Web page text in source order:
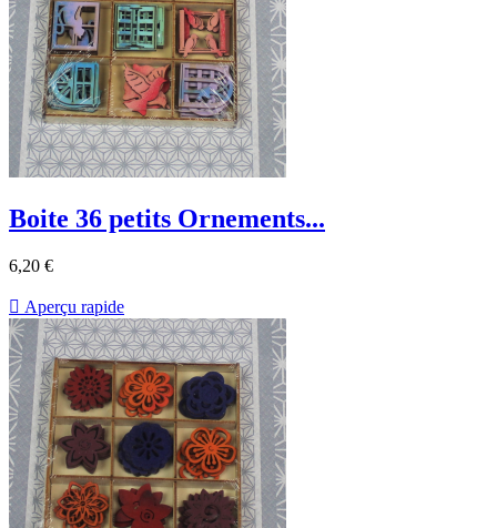
Boite 36 petits Ornements...
6,20 €
 Aperçu rapide